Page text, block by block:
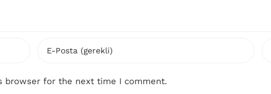
browser for the next time I comment.